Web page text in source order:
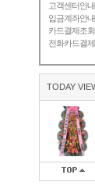
고객센터안내
입금계좌안내
카드결제조회
전화카드결제
TODAY